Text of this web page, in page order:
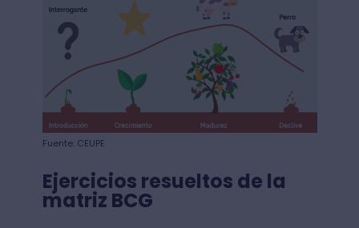
Fuente: CEUPE
Ejercicios resueltos de la
matriz BCG